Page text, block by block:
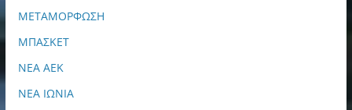
ΜΕΤΑΜΟΡΦΩΣΗ
ΜΠΑΣΚΕΤ
ΝΕΑ ΑΕΚ
ΝΕΑ ΙΩΝΙΑ